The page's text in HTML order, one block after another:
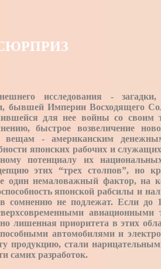
исследования -
бывшей Империи Восходящего
для нее войны со
быстрое возвеличение
вещам -американским
японских рабочих и
потенциалу их
этих “трех столпов”, но
один немаловажный фактор, на
японской рабсилы и
сомнению не подлежат. Если до
авиационными
лишенная приоритета в этих
автомобилями и
продукцию, стали
самих разработок.